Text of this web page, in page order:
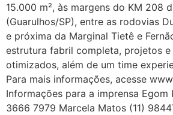
15.000 m², às margens do KM 208
(Guarulhos/SP), entre as rodovias
e próxima da Marginal Tietê e
estrutura fabril completa, projetos e
otimizados, além de um time
Para mais informações, acesse
Informações para a imprensa Egom
3666 7979 Marcela Matos (11)